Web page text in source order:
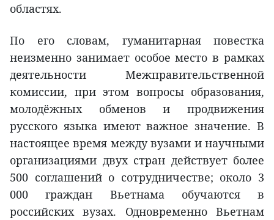
областях.
По его словам, гуманитарная повестка
неизменно занимает особое место в рамках
деятельности Межправительственной
комиссии, при этом вопросы образования,
молодёжных обменов и продвижения
русского языка имеют важное значение. В
настоящее время между вузами и научными
организациями двух стран действует более
500 соглашений о сотрудничестве; около 3
000 граждан Вьетнама обучаются в
российских вузах. Одновременно Вьетнам